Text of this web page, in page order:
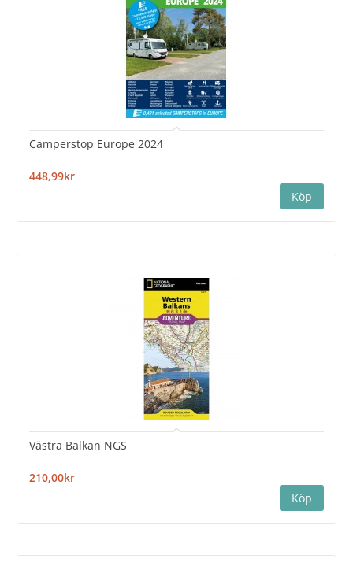
Camperstop Europe 2024
448,99kr
Västra Balkan NGS
210,00kr